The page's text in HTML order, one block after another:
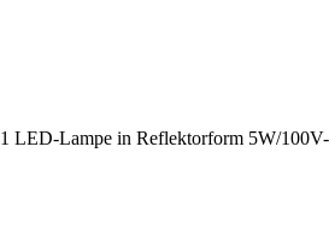
LED-Lampe in Reflektorform 5W/